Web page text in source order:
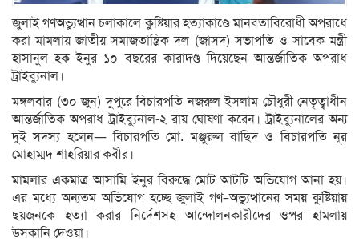
জুলাই গণঅভ্যুত্থান চলাকালে কুষ্টিয়ার হত্যাকাণ্ডে মানবতাবিরোধী অপরাধে
করা মামলায় জাতীয় সমাজতান্ত্রিক দল (জাসদ) সভাপতি ও সাবেক মন্ত্রী
হাসানুল হক ইনুর ১০ বছরের কারাদণ্ড দিয়েছেন আন্তর্জাতিক অপরাধ
ট্রাইব্যুনাল।
মঙ্গলবার (৩০ জুন) দুপুরে বিচারপতি নজরুল ইসলাম চৌধুরী নেতৃত্বাধীন
আন্তর্জাতিক অপরাধ ট্রাইব্যুনাল-২ রায় ঘোষণা করেন। ট্রাইব্যুনালের অন্য
দুই সদস্য হলেন— বিচারপতি মো. মঞ্জুরুল বাছিদ ও বিচারপতি নূর
মোহাম্মদ শাহরিয়ার কবীর।
মামলার একমাত্র আসামি ইনুর বিরুদ্ধে মোট আটটি অভিযোগ আনা হয়।
এর মধ্যে অন্যতম অভিযোগ হচ্ছে জুলাই গণ–অভ্যুত্থানের সময় কুষ্টিয়ায়
ছয়জনকে হত্যা করার নির্দেশসহ আন্দোলনকারীদের ওপর হামলায়
উসকানি দেওয়া।